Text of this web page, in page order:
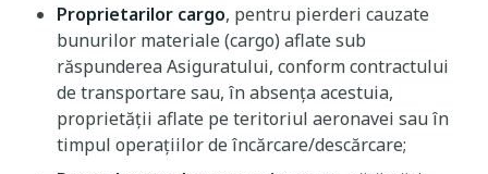
Proprietarilor cargo, pentru pierderi cauzate
bunurilor materiale (cargo) aflate sub
răspunderea Asiguratului, conform contractului
de transportare sau, în absența acestuia,
proprietății aflate pe teritoriul aeronavei sau în
timpul operațiilor de încărcare/descărcare;